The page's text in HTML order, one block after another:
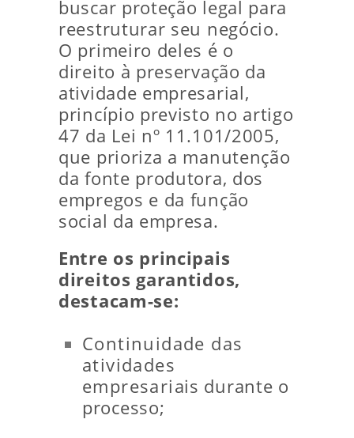
buscar proteção legal para
reestruturar seu negócio.
O primeiro deles é o
direito à preservação da
atividade empresarial,
princípio previsto no artigo
47 da Lei nº 11.101/2005,
que prioriza a manutenção
da fonte produtora, dos
empregos e da função
social da empresa.
Entre os principais
direitos garantidos,
destacam-se:
Continuidade das
atividades
empresariais durante o
processo;